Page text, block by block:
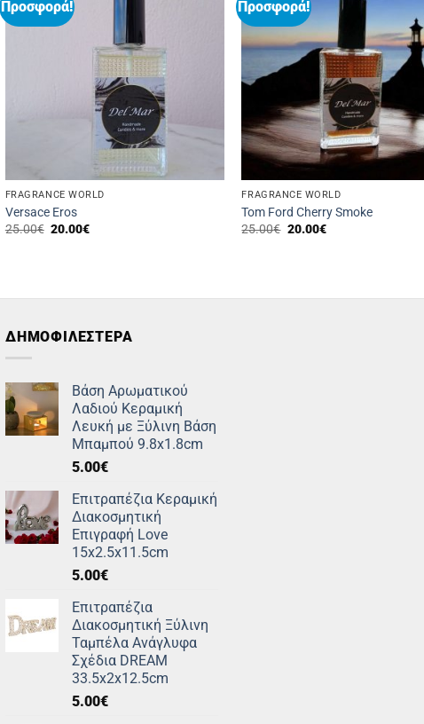
Προσφορά!
FRAGRANCE WORLD
Versace Eros
25.00€ Original
20.00€Η
Προσφορά!
FRAGRANCE WORLD
Tom Ford Cherry Smoke
25.00€ Original
20.00€Η
ΔΗΜΟΦΙΛΕΣΤΕΡΑ
Βάση Αρωματικού
Λαδιού Κεραμική
Λευκή με Ξύλινη Βάση
Μπαμπού 9.8x1.8cm
5.00€
Επιτραπέζια Κεραμική
Διακοσμητική
Επιγραφή Love
15x2.5x11.5cm
5.00€
Επιτραπέζια
Διακοσμητική Ξύλινη
Ταμπέλα Ανάγλυφα
Σχέδια DREAM
33.5x2x12.5cm
5.00€